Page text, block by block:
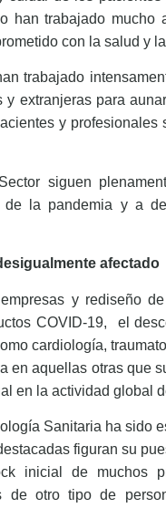
han trabajado mucho
con la salud y
trabajado
y extranjeras para
y
siguen
la pandemia y a
afectado
y rediseño
COVID-19,
el
cardiología,
en aquellas otras que
en la actividad global
Sanitaria ha
figuran su
inicial de muchos
de otro tipo de